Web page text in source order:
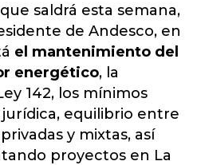
saldrá esta semana,
de Andesco, en
el mantenimiento del
energético, la
142, los mínimos
equilibrio entre
y mixtas, así
proyectos en La